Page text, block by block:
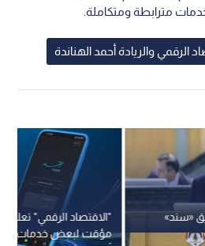
مترابطة ومتكاملة.
الرقمي والريادة أحمد الهناندة
"الاقتصاد الرقمي"
مؤقت لبعض خدمات
«سند»